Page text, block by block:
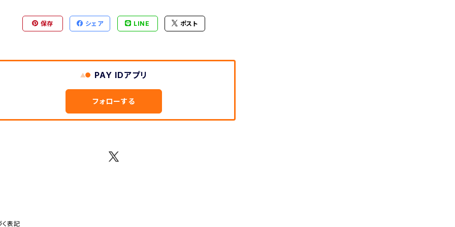
保存 シェア LINE ポスト
PAY IDアプリ
フォローする
表記